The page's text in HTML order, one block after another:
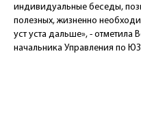
индивидуальные беседы,
полезных, жизненно
уст уста дальше», - отметила
начальника Управления по